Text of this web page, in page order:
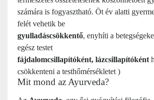
számára is fogyasztható. Öt év alatti
felét vehetik be
gyulladáscsökkentő, enyhíti a
egész testet
fájdalomcsillapítóként, lázcsillapítóként
csökkenteni a testhőmérsékletet )
Mit mond az Ayurveda?